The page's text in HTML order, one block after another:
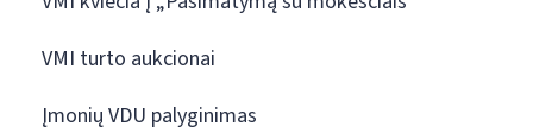
VMI turto aukcionai
Įmonių VDU palyginimas